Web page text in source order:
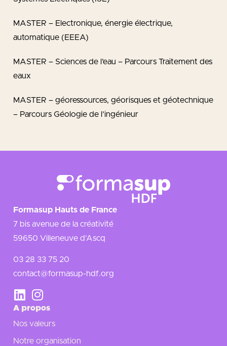
MASTER – Electronique, énergie électrique,
automatique (EEEA)
MASTER – Sciences de l’eau – Parcours Traitement des
eaux
MASTER – géoressources, géorisques et géotechnique
– Parcours Géologie de l’ingénieur
Formasup Hauts de France
7 bis avenue de la créativité
59650 Villeneuve d’Ascq
03 28 33 75 20
contact@formasup-hdf.org
A propos
Nos valeurs
Notre organisation